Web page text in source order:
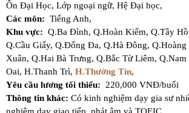
Ôn Đại Học, Lớp ngoại ngữ, Hệ Đại học,
Các môn: Tiếng Anh,
Khu vực: Q.Ba Đình, Q.Hoàn Kiếm, Q.Tây
Q.Cầu Giấy, Q.Đống Đa, Q.Hà Đông, Q.Hoàng
Xuân, Q.Hai Bà Trưng, Q.Bắc Từ Liêm, Q.Nam
Oai, H.Thanh Trì, H.Thường Tín,
Yêu cầu lương tối thiểu:
220,000 VNĐ/buổi
Thông tin khác: Có kinh nghiệm dạy gia sư